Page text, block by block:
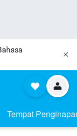
Tempat